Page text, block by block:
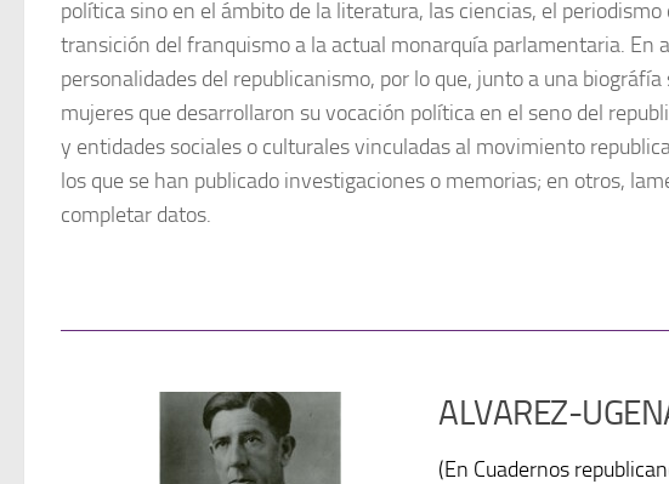
política sino en el ámbito de la literatura, las ciencias, el
transición del franquismo a la actual monarquía parlamentaria. En
personalidades del republicanismo, por lo que, junto a una
mujeres que desarrollaron su vocación política en el seno del
y entidades sociales o culturales vinculadas al movimiento
los que se han publicado investigaciones o memorias; en otros,
completar datos.
ALVAREZ-
(En Cuadernos